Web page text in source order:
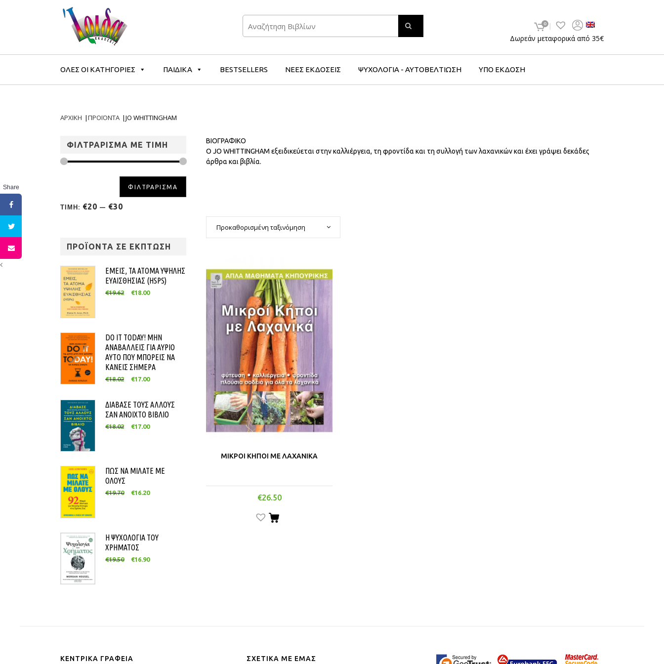
Δωρεάν μεταφορικά από 35€
0
ΟΛΕΣ ΟΙ ΚΑΤΗΓΟΡΙΕΣ ΠΑΙΔΙΚΑ BESTSELLERS ΝΕΕΣ ΕΚΔΟΣΕΙΣ ΨΥΧΟΛΟΓΙΑ - ΑΥΤΟΒΕΛΤΙΩΣΗ ΥΠΟ ΕΚΔΟΣΗ
ΑΡΧΙΚΗ |ΠΡΟΪΟΝΤΑ |JO WHITTINGHAM
ΦΙΛΤΡΑΡΙΣΜΑ ΜΕ ΤΙΜΗ
ΦΙΛΤΡΑΡΙΣΜΑ
ΤΙΜΗ: €20 — €30
ΠΡΟΪΟΝΤΑ ΣΕ ΕΚΠΤΩΣΗ
ΕΜΕΙΣ, ΤΑ ΑΤΟΜΑ ΥΨΗΛΗΣ
ΕΥΑΙΣΘΗΣΙΑΣ (HSPS)
€19.62 €18.00
DO IT TODAY! ΜΗΝ
ΑΝΑΒΑΛΛΕΙΣ ΓΙΑ ΑΥΡΙΟ
ΑΥΤΟ ΠΟΥ ΜΠΟΡΕΙΣ ΝΑ
ΚΑΝΕΙΣ ΣΗΜΕΡΑ
€18.02 €17.00
ΔΙΑΒΑΣΕ ΤΟΥΣ ΑΛΛΟΥΣ
ΣΑΝ ΑΝΟΙΧΤΟ ΒΙΒΛΙΟ
€18.02 €17.00
ΠΩΣ ΝΑ ΜΙΛΑΤΕ ΜΕ
ΟΛΟΥΣ
€19.70 €16.20
Η ΨΥΧΟΛΟΓΙΑ ΤΟΥ
ΧΡΗΜΑΤΟΣ
€19.50 €16.90
ΒΙΟΓΡΑΦΙΚΟ
Ο JO WHITTINGHAM εξειδικεύεται στην καλλιέργεια, τη φροντίδα και τη συλλογή των λαχανικών και έχει γράψει δεκάδες
άρθρα και βιβλία.
Προκαθορισμένη ταξινόμηση
ΜΙΚΡΟΙ ΚΗΠΟΙ ΜΕ ΛΑΧΑΝΙΚΑ
€26.50
ΚΕΝΤΡΙΚΑ ΓΡΑΦΕΙΑ ΣΧΕΤΙΚΑ ΜΕ ΕΜΑΣ
Share